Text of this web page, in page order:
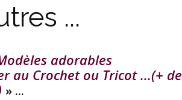
...
adorables
au Crochet ou Tricot ...(+ de
» ...